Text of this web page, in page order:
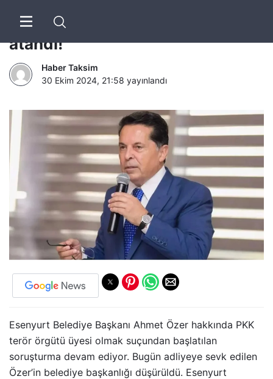
Esenyurt Belediyesi’ne kayyum
atandı!
Haber Taksim
30 Ekim 2024, 21:58 yayınlandı
Esenyurt Belediye Başkanı Ahmet Özer hakkında PKK
terör örgütü üyesi olmak suçundan başlatılan
soruşturma devam ediyor. Bugün adliyeye sevk edilen
Özer’in belediye başkanlığı düşürüldü. Esenyurt